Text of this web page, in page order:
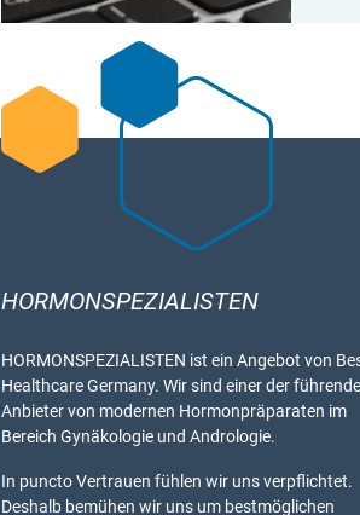
HORMONSPEZIALISTEN
HORMONSPEZIALISTEN ist ein Angebot von
Healthcare Germany. Wir sind einer der
Anbieter von modernen Hormonpräparaten im
Bereich Gynäkologie und Andrologie.
In puncto Vertrauen fühlen wir uns verpflichtet.
Deshalb bemühen wir uns um bestmöglichen